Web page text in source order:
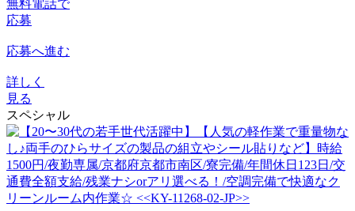
無料電話で
応募
応募へ進む
詳しく
見る
スペシャル